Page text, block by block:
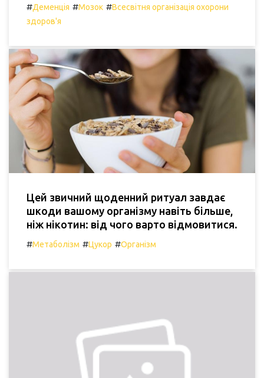
#Деменція #Мозок #Всесвітня організація охорони
здоров'я
Цей звичний щоденний ритуал завдає
шкоди вашому організму навіть більше,
ніж нікотин: від чого варто відмовитися.
#Метаболізм #Цукор #Організм